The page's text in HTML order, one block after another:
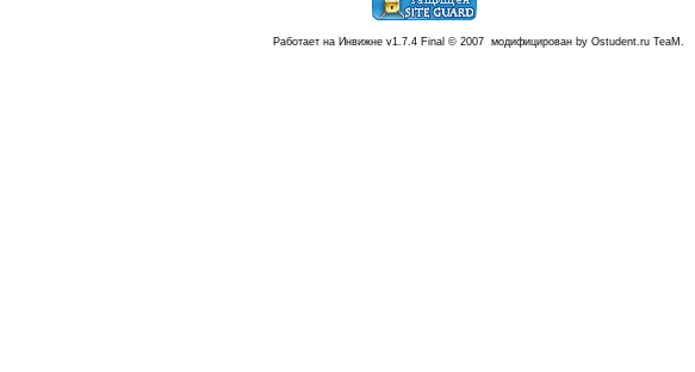
Работает на Инвижне v1.7.4 Final © 2007 модифицирован by Ostudent.ru TeaM.